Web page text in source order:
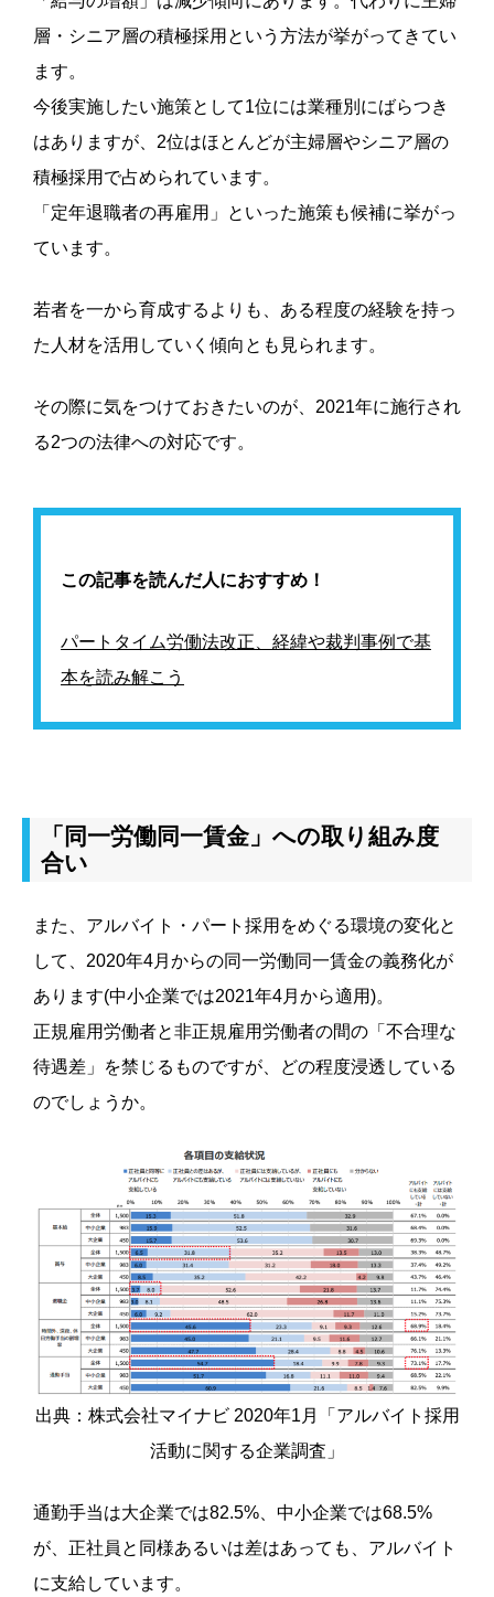
層・シニア層の積極採用という方法が挙がってきてい
ます。
今後実施したい施策として1位には業種別にばらつき
はありますが、2位はほとんどが主婦層やシニア層の
積極採用で占められています。
「定年退職者の再雇用」といった施策も候補に挙がっ
ています。
若者を一から育成するよりも、ある程度の経験を持っ
た人材を活用していく傾向とも見られます。
その際に気をつけておきたいのが、2021年に施行され
る2つの法律への対応です。
この記事を読んだ人におすすめ！
パートタイム労働法改正、経緯や裁判事例で基
本を読み解こう
「同一労働同一賃金」への取り組み度
合い
また、アルバイト・パート採用をめぐる環境の変化と
して、2020年4月からの同一労働同一賃金の義務化が
あります(中小企業では2021年4月から適用)。
正規雇用労働者と非正規雇用労働者の間の「不合理な
待遇差」を禁じるものですが、どの程度浸透している
のでしょうか。
出典：株式会社マイナビ 2020年1月「アルバイト採用
活動に関する企業調査」
通勤手当は大企業では82.5%、中小企業では68.5%
が、正社員と同様あるいは差はあっても、アルバイト
に支給しています。